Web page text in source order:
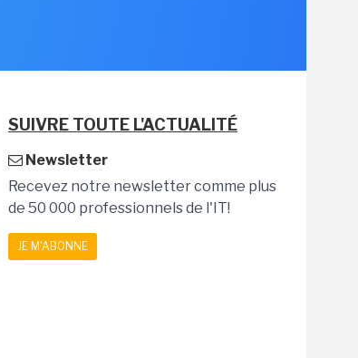
SUIVRE TOUTE L'ACTUALITÉ
Newsletter
Recevez notre newsletter comme plus
de 50 000 professionnels de l'IT!
JE M'ABONNE